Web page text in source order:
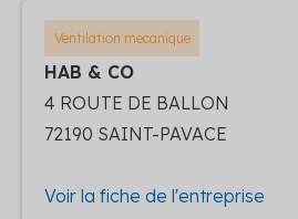
Ventilation mecanique
HAB & CO
4 ROUTE DE BALLON
72190 SAINT-PAVACE
Voir la fiche de l'entreprise